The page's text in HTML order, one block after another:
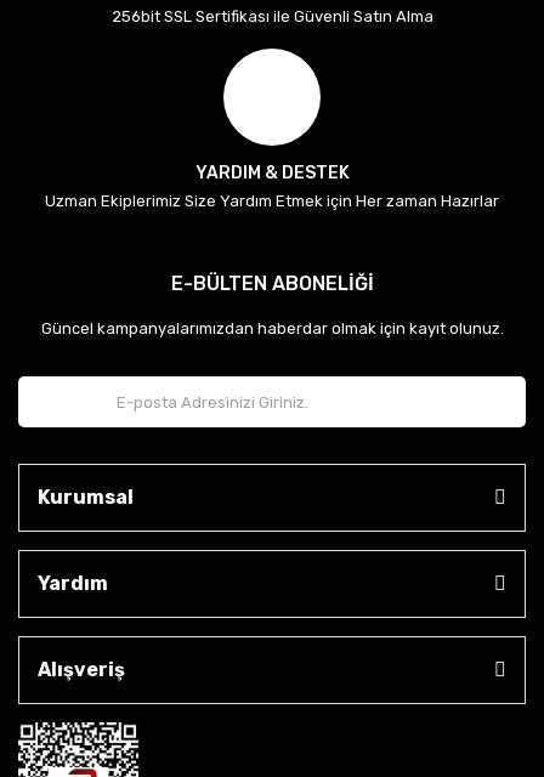
256bit SSL Sertifikası ile Güvenli Satın Alma
YARDIM & DESTEK
Uzman Ekiplerimiz Size Yardım Etmek için Her zaman Hazırlar
E-BÜLTEN ABONELİĞİ
Güncel kampanyalarımızdan haberdar olmak için kayıt olunuz.
Kurumsal
Yardım
Alışveriş